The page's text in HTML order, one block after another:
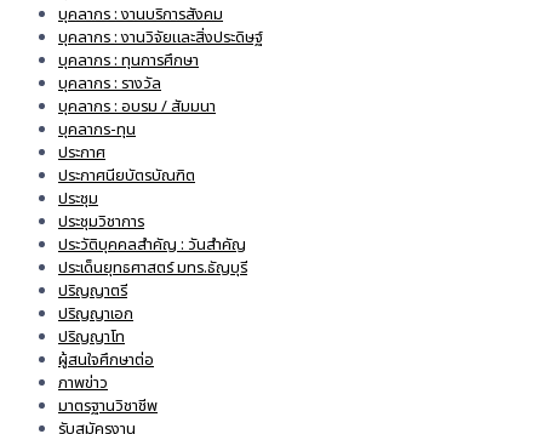
บุคลากร : งานบริการสังคม
บุคลากร : งานวิจัยและสิ่งประดิษฐ์
บุคลากร : ทุนการศึกษา
บุคลากร : รางวัล
บุคลากร : อบรม / สัมมนา
บุคลากร-ทุน
ประกาศ
ประกาศนียบัตรบัณฑิต
ประชุม
ประชุมวิชาการ
ประวัติบุคคลสำคัญ : วันสำคัญ
ประเด็นยุทธศาสตร์ มทร.ธัญบุรี
ปริญญาตรี
ปริญญาเอก
ปริญญาโท
ผู้สนใจศึกษาต่อ
ภาพข่าว
มาตรฐานวิชาชีพ
รับสมัครงาน